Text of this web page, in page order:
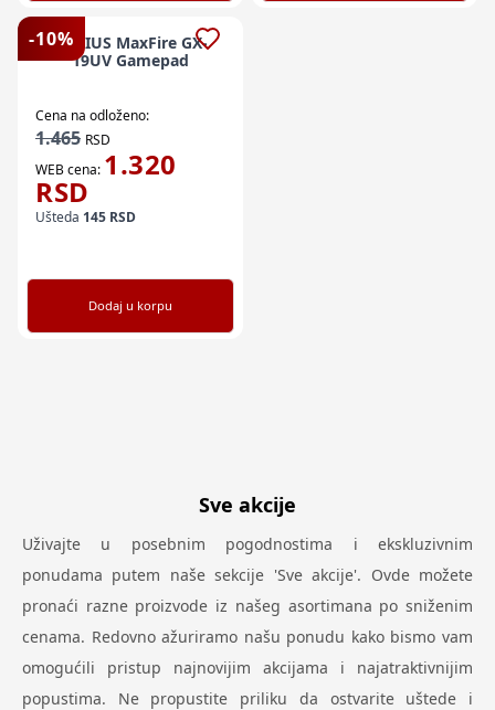
-10%
GENIUS MaxFire GX-
19UV Gamepad
Cena na odloženo:
1.465 RSD
WEB cena: 1.320
RSD
Ušteda 145 RSD
Dodaj u korpu
Sve akcije
Uživajte u posebnim pogodnostima i ekskluzivnim
ponudama putem naše sekcije 'Sve akcije'. Ovde možete
pronaći razne proizvode iz našeg asortimana po sniženim
cenama. Redovno ažuriramo našu ponudu kako bismo vam
omogućili pristup najnovijim akcijama i najatraktivnijim
popustima. Ne propustite priliku da ostvarite uštede i